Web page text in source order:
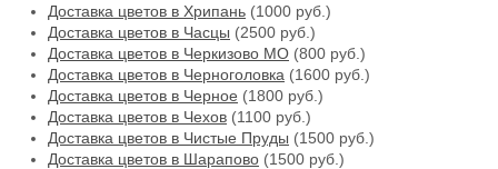
Доставка цветов в Хрипань (1000 руб.)
Доставка цветов в Часцы (2500 руб.)
Доставка цветов в Черкизово МО (800 руб.)
Доставка цветов в Черноголовка (1600 руб.)
Доставка цветов в Черное (1800 руб.)
Доставка цветов в Чехов (1100 руб.)
Доставка цветов в Чистые Пруды (1500 руб.)
Доставка цветов в Шарапово (1500 руб.)